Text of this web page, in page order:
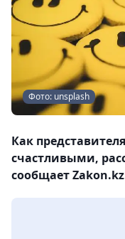
Фото: unsplash
Как
счастливыми,
сообщает